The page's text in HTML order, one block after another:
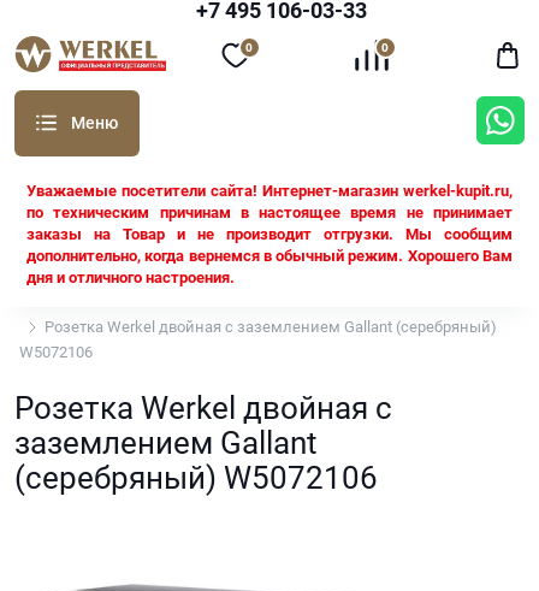
+7 495 106-03-33
Уважаемые посетители сайта! Интернет-магазин werkel-kupit.ru,
по техническим причинам в настоящее время не принимает
заказы на Товар и не производит отгрузки. Мы сообщим
дополнительно, когда вернемся в обычный режим. Хорошего Вам
дня и отличного настроения.
0 0
Розетка Werkel двойная с заземлением Gallant (серебряный)
W5072106
Розетка Werkel двойная с
заземлением Gallant
(серебряный) W5072106